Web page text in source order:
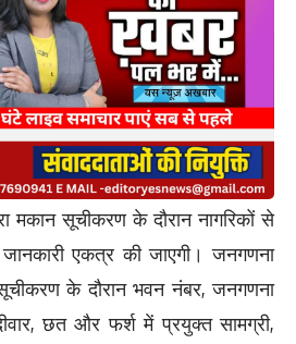
मकान सूचीकरण के दौरान नागरिकों से
एकत्र की जाएगी। जनगणना
सूचीकरण के दौरान भवन नंबर, जनगणना
छत और फर्श में प्रयुक्त सामग्री,